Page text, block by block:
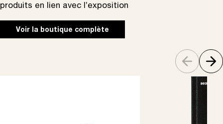
produits en lien avec l’exposition
Voir la boutique complète